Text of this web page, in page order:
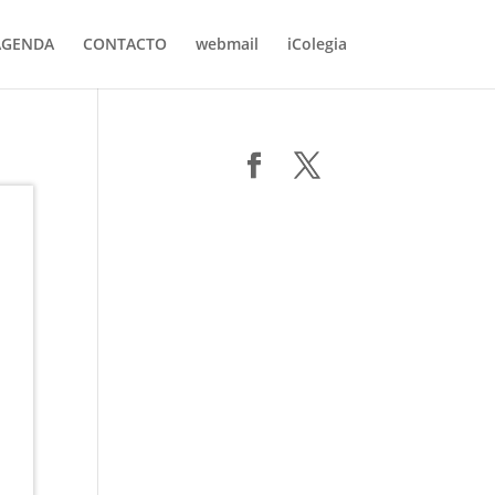
CONTACTO webmail iColegia